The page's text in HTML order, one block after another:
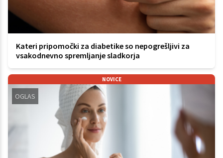
Kateri pripomočki za diabetike so nepogrešljivi za
vsakodnevno spremljanje sladkorja
NOVICE
OGLAS